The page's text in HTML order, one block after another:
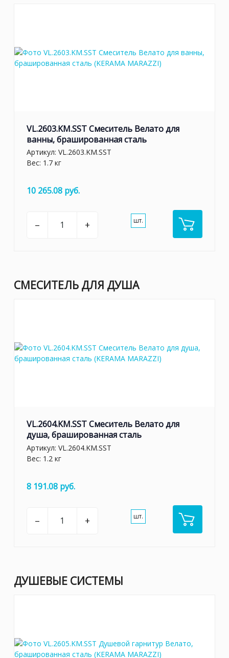
VL.2603.KM.SST Смеситель Велато для
ванны, брашированная сталь
Артикул: VL.2603.KM.SST
Вес: 1.7 кг
10 265.08 руб.
– + шт.
СМЕСИТЕЛЬ ДЛЯ ДУША
VL.2604.KM.SST Смеситель Велато для
душа, брашированная сталь
Артикул: VL.2604.KM.SST
Вес: 1.2 кг
8 191.08 руб.
– + шт.
ДУШЕВЫЕ СИСТЕМЫ